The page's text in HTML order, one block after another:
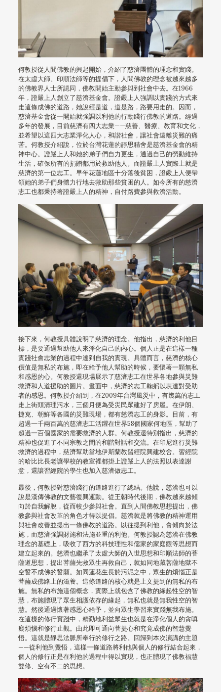
何教授從人間佛教的興起開始，介紹了慈濟團體的理念和實踐。
在太虛大師、印順法師等的提倡下，人間佛教的理念被越來越多
的佛教界人士所認同，佛教開始主動參與到社會中去。在1966
年，證嚴上人創立了慈濟基金會。證嚴上人強調以實踐的方式來
走這條成佛的道路，她說經是道，道是路，路要用走的。因而，
慈濟基金會從一開始就強調以利他的行動踐行佛教的道路。經過
多年的發展，目前慈濟有四大志業——慈善、醫療、教育和文化，
並希望以這四大志業淨化人心，和諧社會，讓社會遠離災難的痛
苦。何教授介紹說，位於台灣花蓮的靜思精舍是慈濟基金會的精
神中心。證嚴上人和她的弟子們自力更生，通過自己的勞動維持
生活，確保所有的捐贈都用於救助他人。而證嚴上人實際上就是
慈濟的第一位志工。早年花蓮地區十分落後貧困，證嚴上人便帶
領她的弟子們身體力行地去救助那些貧困的人。如今所有的慈濟
志工也都秉持著證嚴上人的精神，自付路費參與救濟活動。
接下來，何教授具體說明了慈濟的理念。他指出，慈濟的利他目
標，是要通過幫助他人來淨化自己的內心。個人正是在這樣一種
實踐社會志業的過程中達到自我的實現。具體而言，慈濟的核心
價值是無私的布施，即在給予他人幫助的時候，要懷著一顆無私
和感恩的心。何教授還現場展示了慈濟志工在世界各地參與災難
救濟和人道援助的圖片。畫面中，慈濟的志工鞠躬以表達對受助
者的感恩。何教授介紹到，在2009年台灣風災中，有幾萬的志工
走上街頭清理污水，三個月便為受災民眾建好了房屋。在伊朗、
捷克、朝鮮等各國的災難現場，都有慈濟志工的身影。目前，有
超過一千兩百萬的慈濟志工活躍在世界58個國家何地區，幫助了
超過一百個國家的需要救濟的人群。何教授還特別指出，慈濟的
精神也促進了不同宗教之間的和諧對話和交流。在印尼進行災難
救濟的過程中，慈濟幫助當地伊斯蘭教習經院興建校舍。習經院
的哈比比長老讓學校的教室裡都掛上證嚴上人的法照以表達謝
意，還讓習經院的學生也加入慈濟做志工。
最後，何教授對慈濟踐行的道路進行了總結。他說，慈濟也可以
說是漢傳佛教的文藝復興運動。從王朝時代後期，佛教越來越傾
向於自我解脫，從而較少參與社會。直到人間佛教思想提出，佛
教參與社會改革的角色才得以提倡。慈濟就是將佛教的精神運用
與社會改善並提出一條佛教的道路。以往提到利他，會傾向於法
施，而慈濟強調財施和法施並重的利他。何教授認為慈濟在佛教
理念的基礎上，吸收了西方的科技理性和儒家的家庭觀等思想而
建立起來的。慈濟也繼承了太虛大師的入世思想和印順法師的菩
薩道思想，提出菩薩先救眾生再救自己，就如同地藏菩薩地獄不
空誓不成佛的誓願。如同蓮花生長於污泥之中，眾生的煩惱正是
菩薩成佛路上的滋養。這條道路的核心就是上文提到的無私的布
施。無私的布施這個概念，實際上就包含了佛教的緣起性空的智
慧，布施體現了眾生相護依存的緣起，無私也就是無我性空的智
慧。然後通過懷著感恩心給予，並向眾生學習來實踐無我布施。
在這樣的修行實踐中，精勤地利益眾生也就是在淨化個人的貪嗔
癡煩惱和修行止觀。由此即可通向菩提心和究竟成佛的智慧覺
悟。這就是靜思法脈所奉行的修行之路。回歸到本次演講的主題
——從利他到覺悟，這樣一條道路將利他與個人的修行結合起來，
個人的修行正是在利他的過程中得以實現，也正體現了佛教福慧
雙修、空有不二的思想。